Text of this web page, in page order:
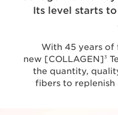
Its level starts
With 45 years of
new [COLLAGEN]3
the quantity,
fibers to replenish